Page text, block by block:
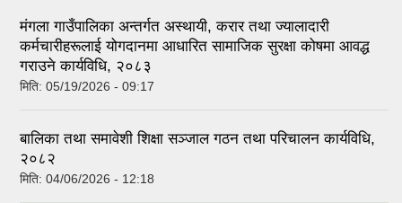
मंगला गाउँपालिका अन्तर्गत अस्थायी, करार तथा ज्यालादारी
कर्मचारीहरूलाई योगदानमा आधारित सामाजिक सुरक्षा कोषमा आवद्ध
गराउने कार्यविधि, २०८३
मिति: 05/19/2026 - 09:17
बालिका तथा समावेशी शिक्षा सञ्जाल गठन तथा परिचालन कार्यविधि,
२०८२
मिति: 04/06/2026 - 12:18